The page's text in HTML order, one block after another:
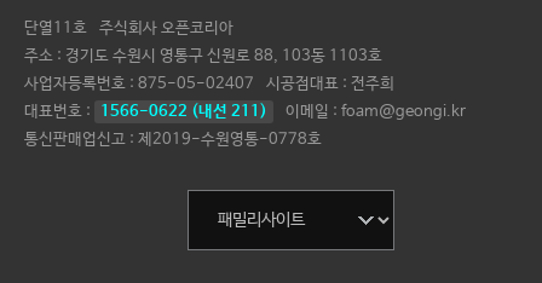
단열11호
주식회사 오픈코리아
주소 : 경기도 수원시 영통구 신원로 88, 103동 1103호
사업자등록번호 : 875-05-02407 시공점대표 : 전주희
대표번호 :
1566-0622 (내선 211)
이메일 : foam@geongi.kr
통신판매업신고 : 제2019-수원영통-0778호